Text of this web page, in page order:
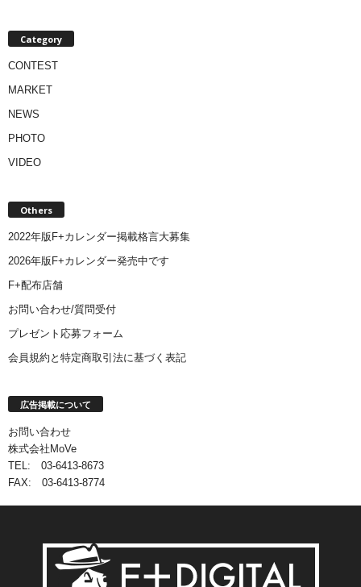
Category
CONTEST
MARKET
NEWS
PHOTO
VIDEO
Others
2022年版F+カレンダー掲載格言大募集
2026年版F+カレンダー発売中です
F+配布店舗
お問い合わせ/質問受付
プレゼント応募フォーム
会員規約と特定商取引法に基づく表記
広告掲載について
お問い合わせ
株式会社MoVe
TEL: 03-6413-8673
FAX: 03-6413-8774